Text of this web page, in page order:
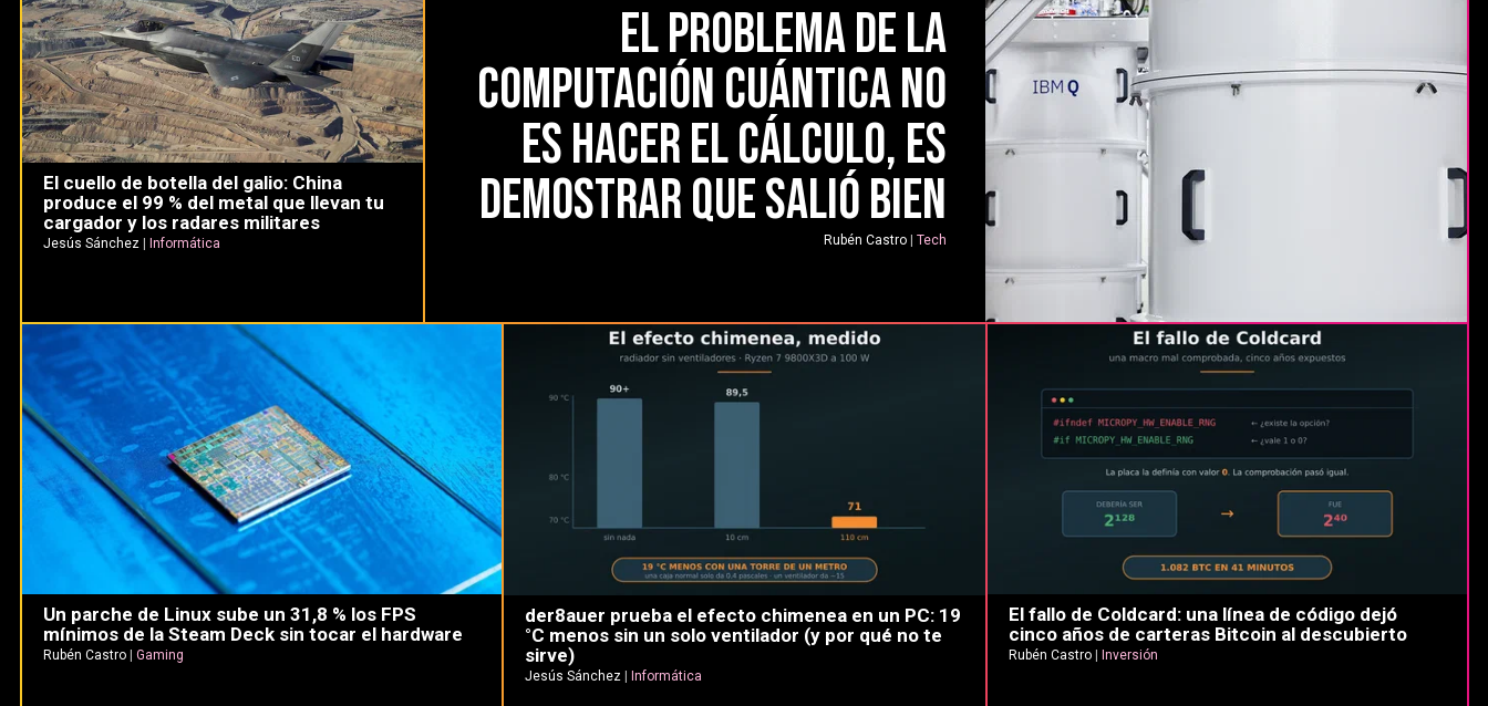
El cuello de botella del galio: China
produce el 99 % del metal que llevan tu
cargador y los radares militares
Jesús Sánchez| Informática
El problema de la
computación cuántica no
es hacer el cálculo, es
demostrar que salió bien
Rubén Castro| Tech
Un parche de Linux sube un 31,8 % los FPS
mínimos de la Steam Deck sin tocar el hardware
Rubén Castro| Gaming
der8auer prueba el efecto chimenea en un PC: 19
°C menos sin un solo ventilador (y por qué no te
sirve)
Jesús Sánchez| Informática
El fallo de Coldcard: una línea de código dejó
cinco años de carteras Bitcoin al descubierto
Rubén Castro| Inversión